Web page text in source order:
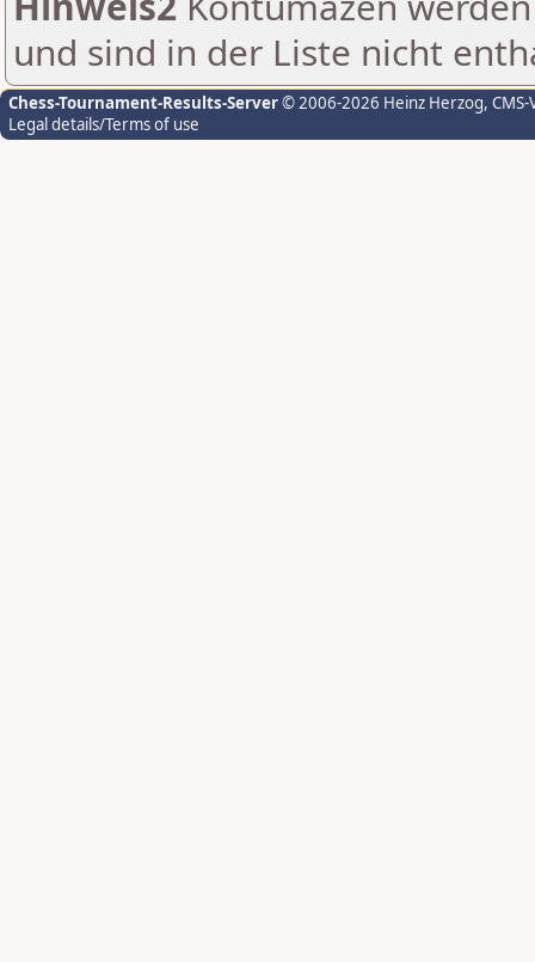
und sind in der Liste nicht
Chess-Tournament-Results-Server© 2006-2026 Heinz Herzog,
Legal details/Terms of use